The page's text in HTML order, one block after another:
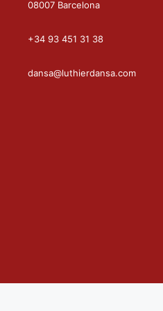
08007 Barcelona
+34 93 451 31 38
dansa@luthierdansa.com